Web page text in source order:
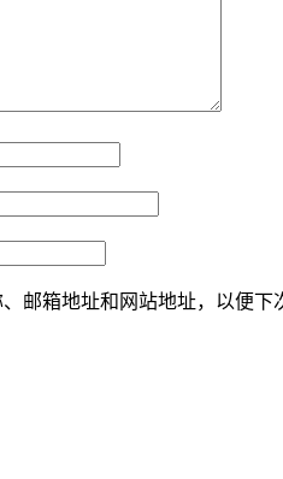
邮箱地址和网站地址，以便下